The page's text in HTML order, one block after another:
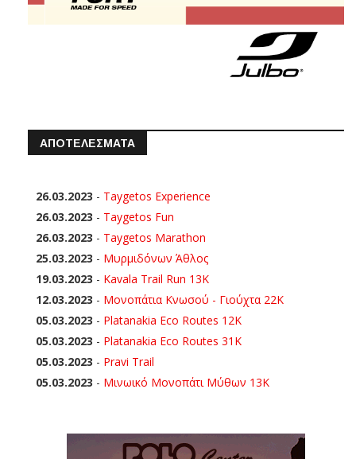
ΑΠΟΤΕΛΕΣΜΑΤΑ
26.03.2023 - Taygetos Experience
26.03.2023 - Taygetos Fun
26.03.2023 - Taygetos Marathon
25.03.2023 - Μυρμιδόνων Άθλος
19.03.2023 - Kavala Trail Run 13K
12.03.2023 - Μονοπάτια Κνωσού - Γιούχτα 22Κ
05.03.2023 - Platanakia Eco Routes 12K
05.03.2023 - Platanakia Eco Routes 31K
05.03.2023 - Pravi Trail
05.03.2023 - Μινωικό Μονοπάτι Μύθων 13Κ